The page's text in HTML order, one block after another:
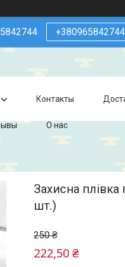
+380965842744
Контакты
О нас
Захисна плівка
шт.)
250 ₴
222,50 ₴